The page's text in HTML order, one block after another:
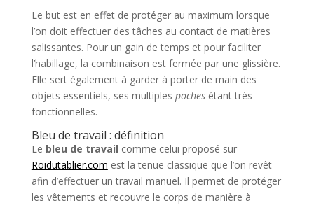
Le but est en effet de protéger au maximum lorsque
l’on doit effectuer des tâches au contact de matières
salissantes. Pour un gain de temps et pour faciliter
l’habillage, la combinaison est fermée par une glissière.
Elle sert également à garder à porter de main des
objets essentiels, ses multiples pochesétant très
fonctionnelles.
Bleu de travail : définition
Le bleu de travail comme celui proposé sur
Roidutablier.com est la tenue classique que l’on revêt
afin d’effectuer un travail manuel. Il permet de protéger
les vêtements et recouvre le corps de manière à